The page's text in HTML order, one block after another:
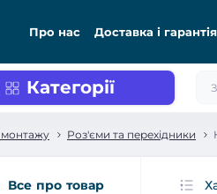
Про нас Доставка і гарантія
Категорії
Роз'єми та перехідники
Все про товар